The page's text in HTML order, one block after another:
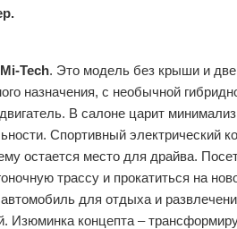
Mi-Tech. Это модель без крыши и
назначения, с необычной
В салоне царит
Спортивный электрический
остается место для драйва.
трассу и прокатиться на
для отдыха и
Изюминка концепта –